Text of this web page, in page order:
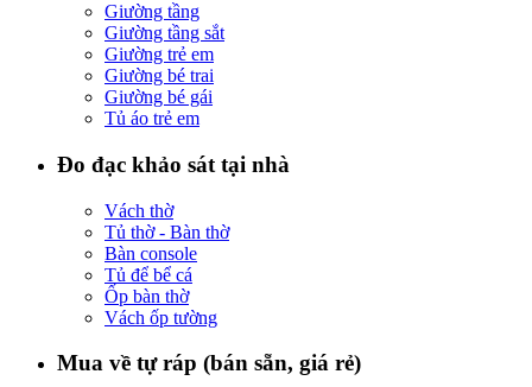
Giường tầng
Giường tầng sắt
Giường trẻ em
Giường bé trai
Giường bé gái
Tủ áo trẻ em
Đo đạc khảo sát tại nhà
Vách thờ
Tủ thờ - Bàn thờ
Bàn console
Tủ để bể cá
Ốp bàn thờ
Vách ốp tường
Mua về tự ráp (bán sẵn, giá rẻ)